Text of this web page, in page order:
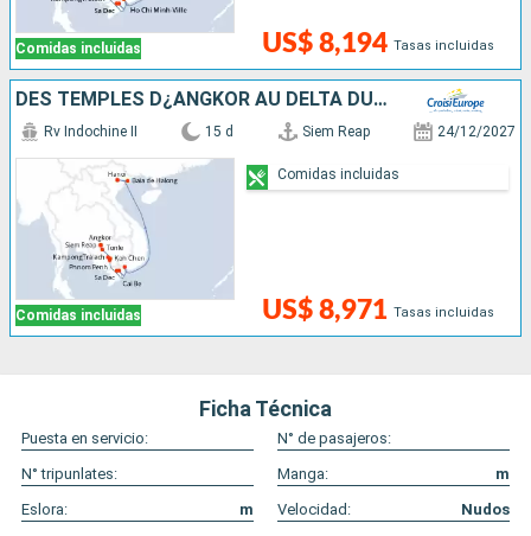
Comidas incluidas US$ 8,194 Tasas incluidas
DES TEMPLES D¿ANGKOR AU DELTA DU MÉKONG, VIVEZ DES FÊTES DE FIN D¿ANNÉE UNIQUES ET DÉPAYSANTES- & HANOÏ ET LA BAIE D'ALONG
Comidas incluidas
Rv Indochine II 15 d Siem Reap 24/12/2027
US$ 8,971 Tasas incluidas
Comidas incluidas
Ficha Técnica
Puesta en servicio:
N° de pasajeros:
N° tripunlates:
Manga:
m
Eslora:
m Velocidad: Nudos